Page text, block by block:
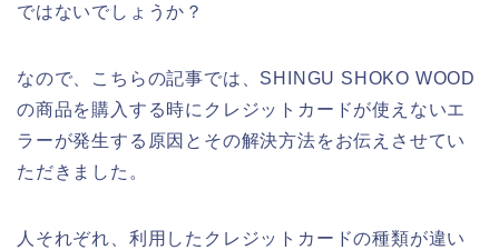
ではないでしょうか？
なので、こちらの記事では、SHINGU SHOKO WOOD
の商品を購入する時にクレジットカードが使えないエ
ラーが発生する原因とその解決方法をお伝えさせてい
ただきました。
人それぞれ、利用したクレジットカードの種類が違い